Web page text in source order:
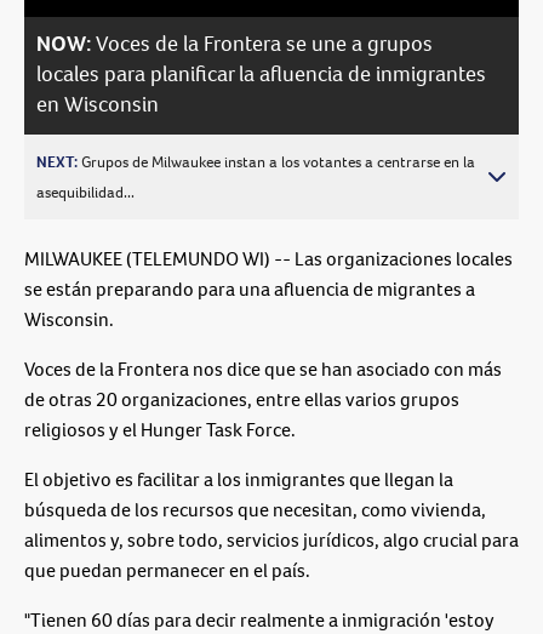
NOW:Voces de la Frontera se une a grupos
locales para planificar la afluencia de inmigrantes
en Wisconsin
NEXT:Grupos de Milwaukee instan a los votantes a centrarse en la
asequibilidad...
MILWAUKEE (TELEMUNDO WI) -- Las organizaciones locales
se están preparando para una afluencia de migrantes a
Wisconsin.
Voces de la Frontera nos dice que se han asociado con más
de otras 20 organizaciones, entre ellas varios grupos
religiosos y el Hunger Task Force.
El objetivo es facilitar a los inmigrantes que llegan la
búsqueda de los recursos que necesitan, como vivienda,
alimentos y, sobre todo, servicios jurídicos, algo crucial para
que puedan permanecer en el país.
"Tienen 60 días para decir realmente a inmigración 'estoy